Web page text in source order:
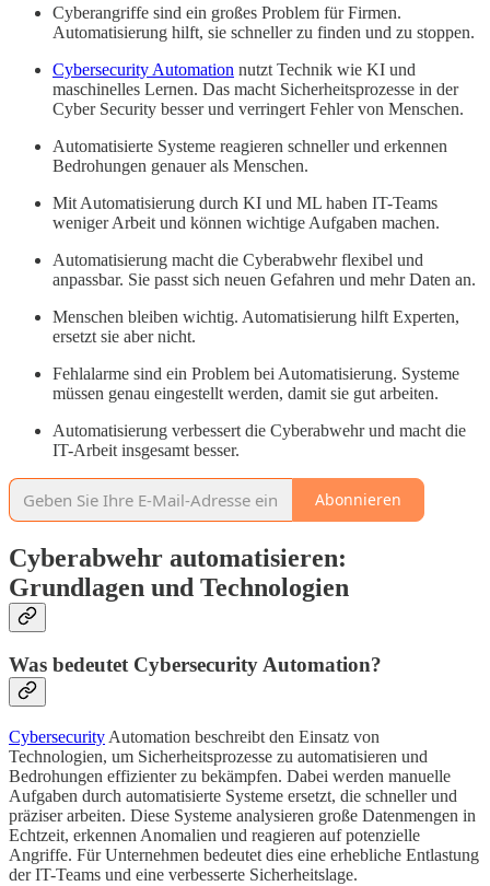
Cyberangriffe sind ein großes Problem für Firmen.
Automatisierung hilft, sie schneller zu finden und zu stoppen.
Cybersecurity Automation nutzt Technik wie KI und
maschinelles Lernen. Das macht Sicherheitsprozesse in der
Cyber Security besser und verringert Fehler von Menschen.
Automatisierte Systeme reagieren schneller und erkennen
Bedrohungen genauer als Menschen.
Mit Automatisierung durch KI und ML haben IT-Teams
weniger Arbeit und können wichtige Aufgaben machen.
Automatisierung macht die Cyberabwehr flexibel und
anpassbar. Sie passt sich neuen Gefahren und mehr Daten an.
Menschen bleiben wichtig. Automatisierung hilft Experten,
ersetzt sie aber nicht.
Fehlalarme sind ein Problem bei Automatisierung. Systeme
müssen genau eingestellt werden, damit sie gut arbeiten.
Automatisierung verbessert die Cyberabwehr und macht die
IT-Arbeit insgesamt besser.
Abonnieren
Cyberabwehr automatisieren:
Grundlagen und Technologien
Was bedeutet Cybersecurity Automation?
Cybersecurity Automation beschreibt den Einsatz von
Technologien, um Sicherheitsprozesse zu automatisieren und
Bedrohungen effizienter zu bekämpfen. Dabei werden manuelle
Aufgaben durch automatisierte Systeme ersetzt, die schneller und
präziser arbeiten. Diese Systeme analysieren große Datenmengen in
Echtzeit, erkennen Anomalien und reagieren auf potenzielle
Angriffe. Für Unternehmen bedeutet dies eine erhebliche Entlastung
der IT-Teams und eine verbesserte Sicherheitslage.